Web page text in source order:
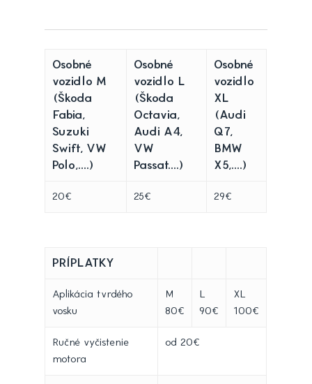
Osobné
vozidlo M
(Škoda
Fabia,
Suzuki
Swift, VW
Polo,....)
Osobné
vozidlo L
(Škoda
Octavia,
Audi A4,
VW
Passat....)
Osobné
vozidlo
XL
(Audi
Q7,
BMW
X5,....)
20€ 25€ 29€
PRÍPLATKY
Aplikácia tvrdého
vosku
M
80€
L
90€
XL
100€
Ručné vyčistenie
motora
od 20€